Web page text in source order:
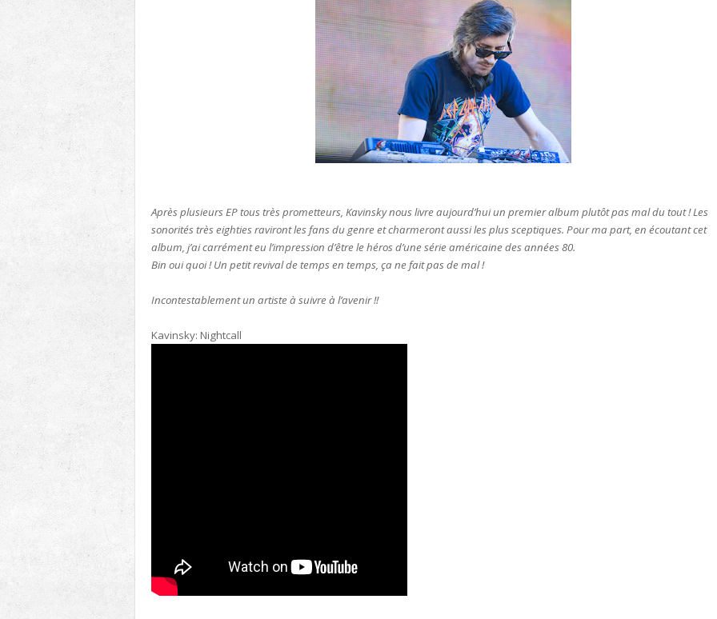
Après plusieurs EP tous très prometteurs, Kavinsky nous livre aujourd’hui un premier album plutôt pas mal du tout ! Les
sonorités très eighties raviront les fans du genre et charmeront aussi les plus sceptiques. Pour ma part, en écoutant cet
album, j’ai carrément eu l’impression d’être le héros d’une série américaine des années 80.
Bin oui quoi ! Un petit revival de temps en temps, ça ne fait pas de mal !
Incontestablement un artiste à suivre à l’avenir !!
Kavinsky: Nightcall